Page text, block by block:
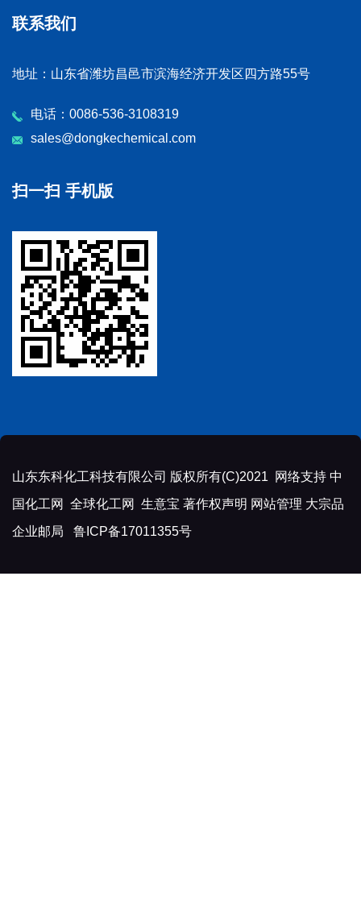
联系我们
地址：山东省潍坊昌邑市滨海经济开发区四方路55号
电话：0086-536-3108319
sales@dongkechemical.com
扫一扫 手机版
山东东科化工科技有限公司 版权所有(C)2021 网络支持 中
国化工网
全球化工网 生意宝 著作权声明 网站管理 大宗品
企业邮局
鲁ICP备17011355号